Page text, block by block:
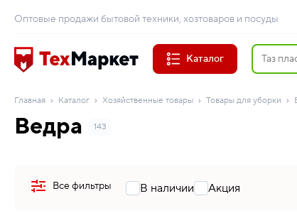
Оптовые продажи бытовой техники, хозтоваров и посуды
Каталог
Главная Каталог Хозяйственные товары Товары для уборки
Ведра 143
Все фильтры В наличии Акция